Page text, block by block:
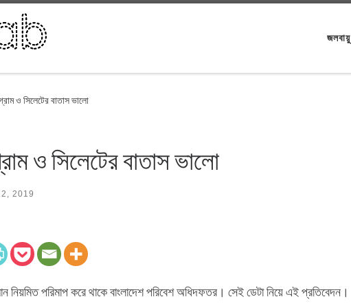
জলবায়ু
ও সিলেটের বাতাস ভালো
ও সিলেটের বাতাস ভালো
2019
নিয়মিত পরিমাপ করে থাকে বাংলাদেশ পরিবেশ অধিদফতর। সেই ডেটা নিয়ে এই প্রতিবেদন।